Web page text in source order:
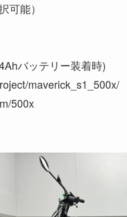
可能）
バッテリー装着時)
maverick_s1_500x/
500x